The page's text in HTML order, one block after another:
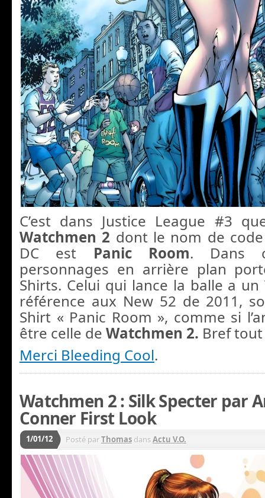
C’est dans Justice League #3
Watchmen 2 dont le nom de
DC est Panic Room. Dans
personnages en arrière plan
Shirts. Celui qui lance la balle a un
référence aux New 52 de 2011,
Shirt « Panic Room », comme si
être celle de Watchmen 2. Bref tout
Merci Bleeding Cool.
Watchmen 2 : Silk Specter par
Conner First Look
1/01/12 Posté parThomas dansActu V.O.